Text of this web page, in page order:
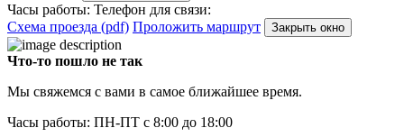
Часы работы: Телефон для связи:
Схема проезда (pdf) Проложить маршрут Закрыть окно
Что-то пошло не так
Мы свяжемся с вами в самое ближайшее время.
Часы работы: ПН-ПТ с 8:00 до 18:00